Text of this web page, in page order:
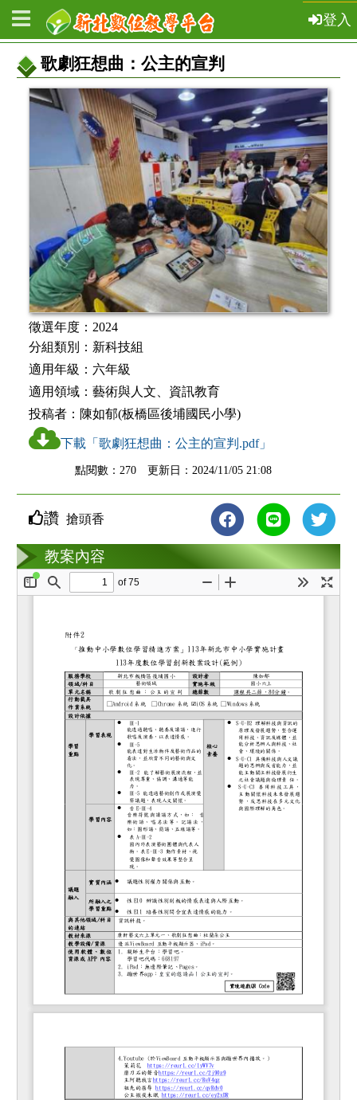
登入
歌劇狂想曲：公主的宣判
教
本
徵選年度： 2024
分組類別： 新科技組
適用年級： 六年級
適用領域： 藝術與人文、資訊教育
投稿者： 陳如郁(板橋區後埔國民小學)
下載「歌劇狂想曲：公主的宣判.pdf」
點閱數：270 更新日：2024/11/05 21:08
教案互動
讚 搶頭香
教案內容